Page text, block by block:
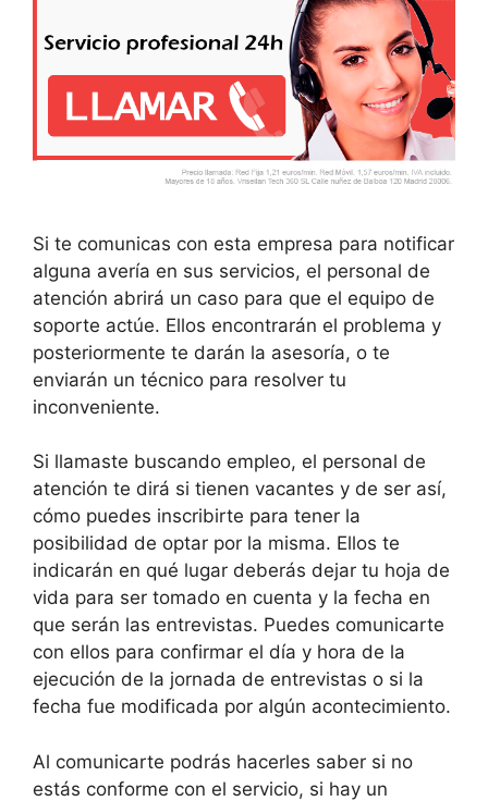
Si te comunicas con esta empresa para notificar
alguna avería en sus servicios, el personal de
atención abrirá un caso para que el equipo de
soporte actúe. Ellos encontrarán el problema y
posteriormente te darán la asesoría, o te
enviarán un técnico para resolver tu
inconveniente.
Si llamaste buscando empleo, el personal de
atención te dirá si tienen vacantes y de ser así,
cómo puedes inscribirte para tener la
posibilidad de optar por la misma. Ellos te
indicarán en qué lugar deberás dejar tu hoja de
vida para ser tomado en cuenta y la fecha en
que serán las entrevistas. Puedes comunicarte
con ellos para confirmar el día y hora de la
ejecución de la jornada de entrevistas o si la
fecha fue modificada por algún acontecimiento.
Al comunicarte podrás hacerles saber si no
estás conforme con el servicio, si hay un